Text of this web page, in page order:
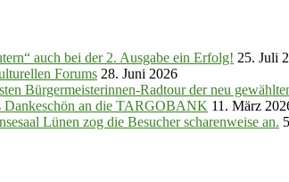
auch bei der 2. Ausgabe ein Erfolg! 25. Juli
Forums 28. Juni 2026
Bürgermeisterinnen-Radtour der neu
Dankeschön an die TARGOBANK 11. März
Lünen zog die Besucher scharenweise an.